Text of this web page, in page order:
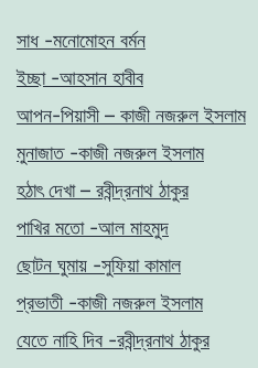
সাধ -মনোমোহন বর্মন
ইচ্ছা -আহসান হাবীব
আপন-পিয়াসী – কাজী নজরুল ইসলাম
মুনাজাত -কাজী নজরুল ইসলাম
হঠাৎ দেখা – রবীন্দ্রনাথ ঠাকুর
পাখির মতো -আল মাহমুদ
ছোটন ঘুমায় -সুফিয়া কামাল
প্রভাতী -কাজী নজরুল ইসলাম
যেতে নাহি দিব -রবীন্দ্রনাথ ঠাকুর